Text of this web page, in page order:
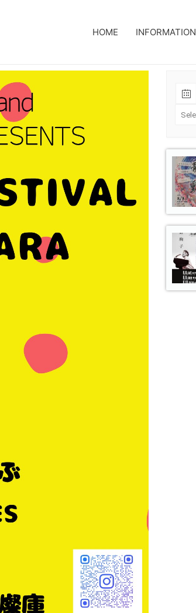
HOME INFORMATION